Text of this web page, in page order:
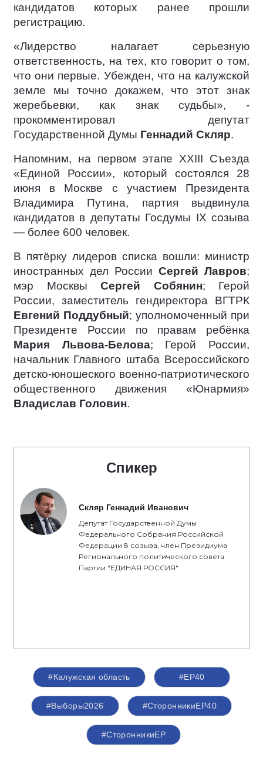
кандидатов которых ранее прошли
регистрацию.
«Лидерство налагает серьезную
ответственность, на тех, кто говорит о том,
что они первые. Убежден, что на калужской
земле мы точно докажем, что этот знак
жеребьевки, как знак судьбы», -
прокомментировал депутат
Государственной Думы Геннадий Скляр.
Напомним, на первом этапе XXIII Съезда
«Единой России», который состоялся 28
июня в Москве с участием Президента
Владимира Путина, партия выдвинула
кандидатов в депутаты Госдумы IX созыва
— более 600 человек.
В пятёрку лидеров списка вошли: министр
иностранных дел России Сергей Лавров;
мэр Москвы Сергей Собянин; Герой
России, заместитель гендиректора ВГТРК
Евгений Поддубный; уполномоченный при
Президенте России по правам ребёнка
Мария Львова-Белова; Герой России,
начальник Главного штаба Всероссийского
детско-юношеского военно-патриотического
общественного движения «Юнармия»
Владислав Головин.
Спикер
Скляр Геннадий Иванович
Депутат Государственной Думы
Федерального Собрания Российской
Федерации 8 созыва, член Президиума
Регионального политического совета
Партии "ЕДИНАЯ РОССИЯ"
#Калужская область #ЕР40
#Выборы2026 #СторонникиЕР40
#СторонникиЕР